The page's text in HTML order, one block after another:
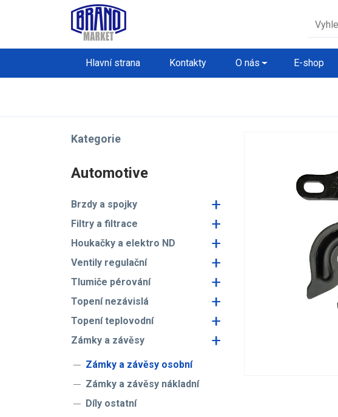
Hlavní strana Kontakty O nás E-shop
Kategorie
Automotive
Brzdy a spojky +
Filtry a filtrace +
Houkačky a elektro ND +
Ventily regulační +
Tlumiče pérování +
Topení nezávislá +
Topení teplovodní +
Zámky a závěsy +
Zámky a závěsy osobní
Zámky a závěsy nákladní
Díly ostatní